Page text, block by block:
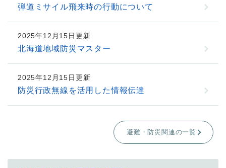
弾道ミサイル飛来時の行動について
2025年12月15日更新
北海道地域防災マスター
2025年12月15日更新
防災行政無線を活用した情報伝達
避難・防災関連の一覧